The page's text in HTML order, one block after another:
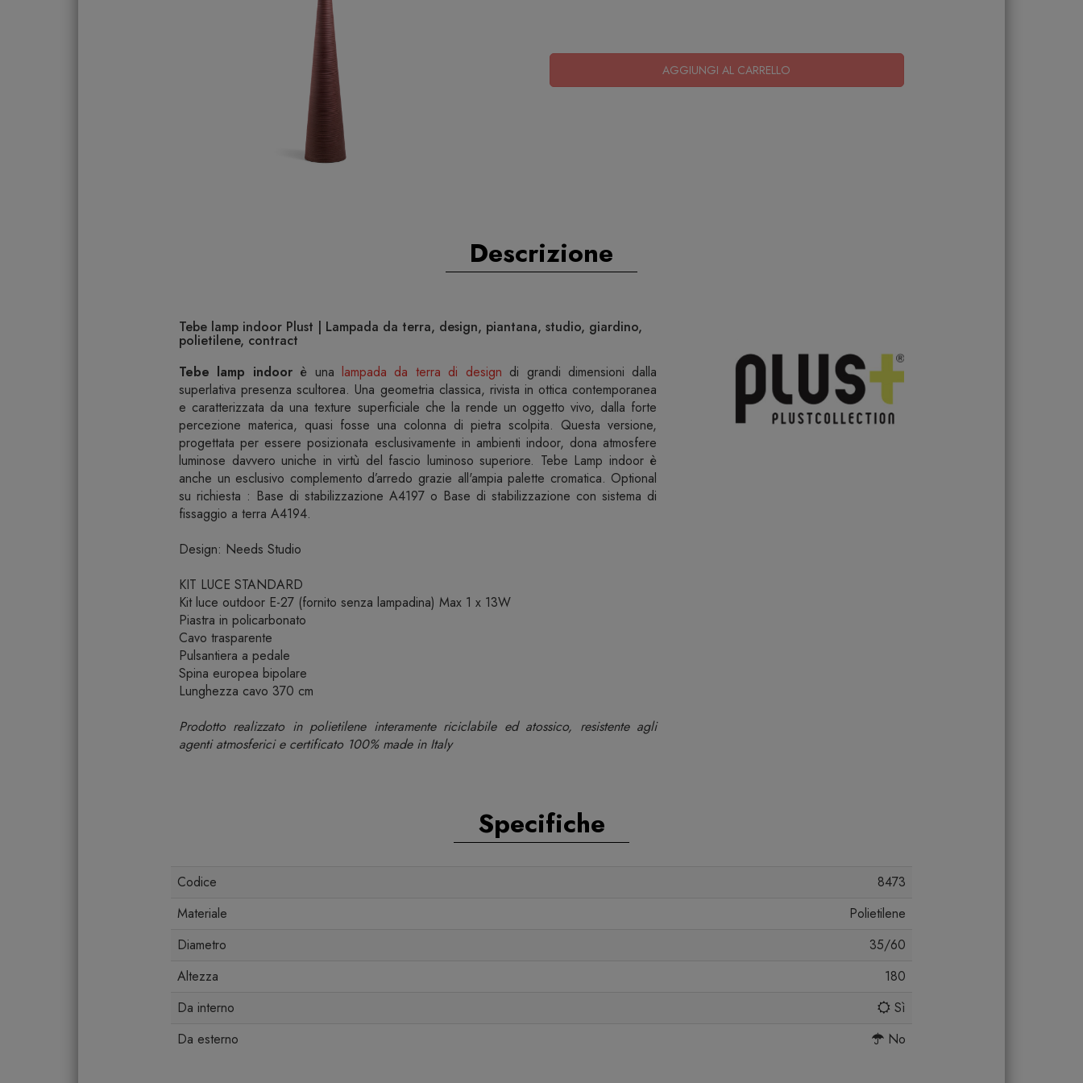
AGGIUNGI AL CARRELLO
Descrizione
Tebe lamp indoor Plust | Lampada da terra, design, piantana, studio, giardino,
polietilene, contract
Tebe lamp indoorè unalampada da terra di design di grandi dimensioni dalla
superlativa presenza scultorea. Una geometria classica, rivista in ottica contemporanea
e caratterizzata da una texture superficiale che la rende un oggetto vivo, dalla forte
percezione materica, quasi fosse una colonna di pietra scolpita. Questa versione,
progettata per essere posizionata esclusivamente in ambienti indoor, dona atmosfere
luminose davvero uniche in virtù del fascio luminoso superiore. Tebe Lamp indoor è
anche un esclusivo complemento d’arredo grazie all'ampia palette cromatica. Optional
su richiesta : Base di stabilizzazione A4197 o Base di stabilizzazione con sistema di
fissaggio a terra A4194.
Design: Needs Studio
KIT LUCE STANDARD
Kit luce outdoor E-27 (fornito senza lampadina) Max 1 x 13W
Piastra in policarbonato
Cavo trasparente
Pulsantiera a pedale
Spina europea bipolare
Lunghezza cavo 370 cm
Prodotto realizzato in polietilene interamente riciclabile ed atossico, resistente agli
agenti atmosferici e certificato 100% made in Italy
Specifiche
Codice
8473
Materiale
Polietilene
Diametro
35/60
Altezza
180
Da interno
Sì
Da esterno
No